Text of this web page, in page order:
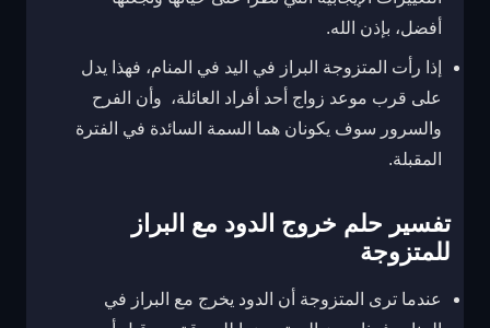
أفضل، بإذن الله.
إذا رأت المتزوجة البراز في اليد في المنام، فهذا يدل
على قرب موعد زواج أحد أفراد العائلة، وأن الفرح
والسرور سوف يكونان هما السمة السائدة في الفترة
المقبلة.
تفسير حلم خروج الدود مع البراز
للمتزوجة
عندما ترى المتزوجة أن الدود يخرج مع البراز في